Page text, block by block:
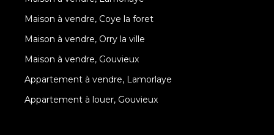
Maison à vendre, Coye la foret
Maison à vendre, Orry la ville
Maison à vendre, Gouvieux
Appartement à vendre, Lamorlaye
Appartement à louer, Gouvieux